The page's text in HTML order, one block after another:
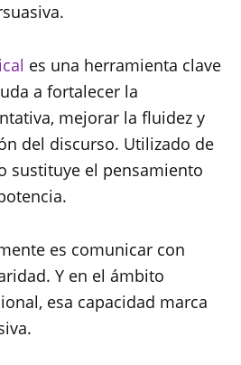
es una herramienta clave
a fortalecer la
mejorar la fluidez y
del discurso. Utilizado de
sustituye el pensamiento
es comunicar con
Y en el ámbito
esa capacidad marca